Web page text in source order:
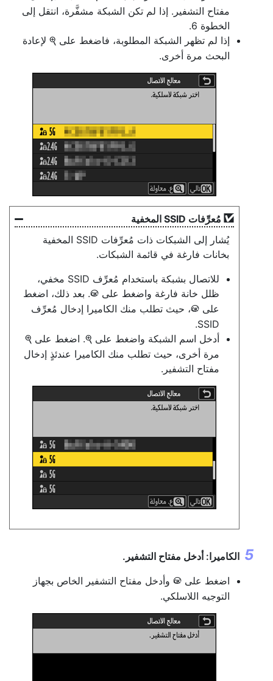
مفتاح التشفير. إذا لم تكن الشبكة مشفَّرة، انتقل إلى
الخطوة 6.
إذا لم تظهر الشبكة المطلوبة، فاضغط على X لإعادة
البحث مرة أخرى.
مُعرِّفات SSID المخفية
يُشار إلى الشبكات ذات مُعرِّفات SSID المخفية
بخانات فارغة في قائمة الشبكات.
للاتصال بشبكة باستخدام مُعرِّف SSID مخفي،
ظلل خانة فارغة واضغط على J. بعد ذلك، اضغط
على J، حيث تطلب منك الكاميرا إدخال مُعرِّف
SSID.
أدخل اسم الشبكة واضغط على X. اضغط على X
مرة أخرى، حيث تطلب منك الكاميرا عندئذٍ إدخال
مفتاح التشفير.
الكاميرا: أدخل مفتاح التشفير.
اضغط على J وأدخل مفتاح التشفير الخاص بجهاز
التوجيه اللاسلكي.